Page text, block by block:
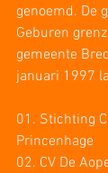
genoemd. De
Geburen
gemeente
januari 1997
01. Stichting
Princenhage
02. CV De